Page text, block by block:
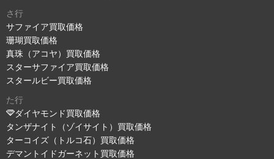
さ行
サファイア買取価格
珊瑚買取価格
真珠（アコヤ）買取価格
スターサファイア買取価格
スタールビー買取価格
た行
ダイヤモンド買取価格
タンザナイト（ゾイサイト）買取価格
ターコイズ（トルコ石）買取価格
デマントイドガーネット買取価格